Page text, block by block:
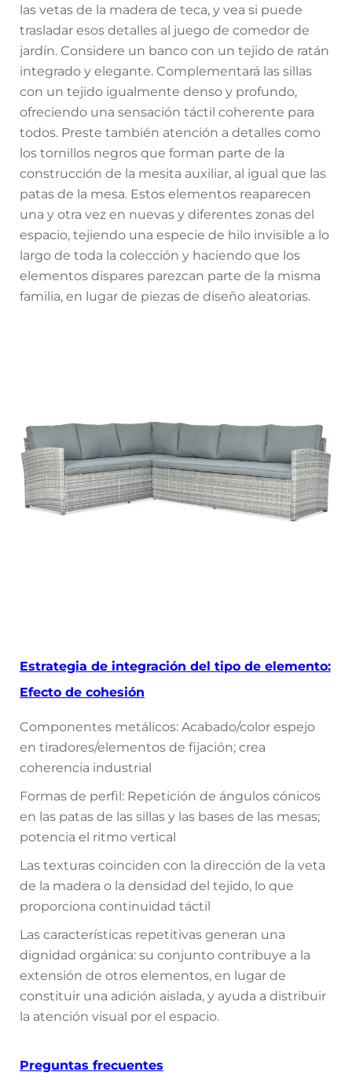
las vetas de la madera de teca, y vea si puede
trasladar esos detalles al juego de comedor de
jardín. Considere un banco con un tejido de ratán
integrado y elegante. Complementará las sillas
con un tejido igualmente denso y profundo,
ofreciendo una sensación táctil coherente para
todos. Preste también atención a detalles como
los tornillos negros que forman parte de la
construcción de la mesita auxiliar, al igual que las
patas de la mesa. Estos elementos reaparecen
una y otra vez en nuevas y diferentes zonas del
espacio, tejiendo una especie de hilo invisible a lo
largo de toda la colección y haciendo que los
elementos dispares parezcan parte de la misma
familia, en lugar de piezas de diseño aleatorias.
Estrategia de integración del tipo de elemento:
Efecto de cohesión
Componentes metálicos: Acabado/color espejo
en tiradores/elementos de fijación; crea
coherencia industrial
Formas de perfil: Repetición de ángulos cónicos
en las patas de las sillas y las bases de las mesas;
potencia el ritmo vertical
Las texturas coinciden con la dirección de la veta
de la madera o la densidad del tejido, lo que
proporciona continuidad táctil
Las características repetitivas generan una
dignidad orgánica: su conjunto contribuye a la
extensión de otros elementos, en lugar de
constituir una adición aislada, y ayuda a distribuir
la atención visual por el espacio.
Preguntas frecuentes